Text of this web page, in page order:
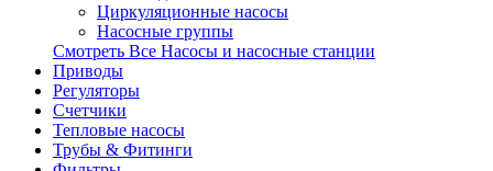
Циркуляционные насосы
Насосные группы
Смотреть Все Насосы и насосные станции
Приводы
Регуляторы
Счетчики
Тепловые насосы
Трубы & Фитинги